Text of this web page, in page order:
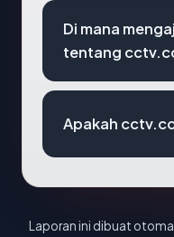
Di mana
tentang
Apakah
Laporan ini dibuat